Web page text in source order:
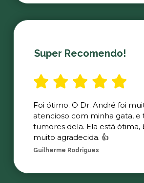
Super Recomendo!
Foi ótimo. O Dr. André foi
atencioso com minha gata, e
tumores dela. Ela está ótima,
muito agradecida. 👍
Guilherme Rodrigues